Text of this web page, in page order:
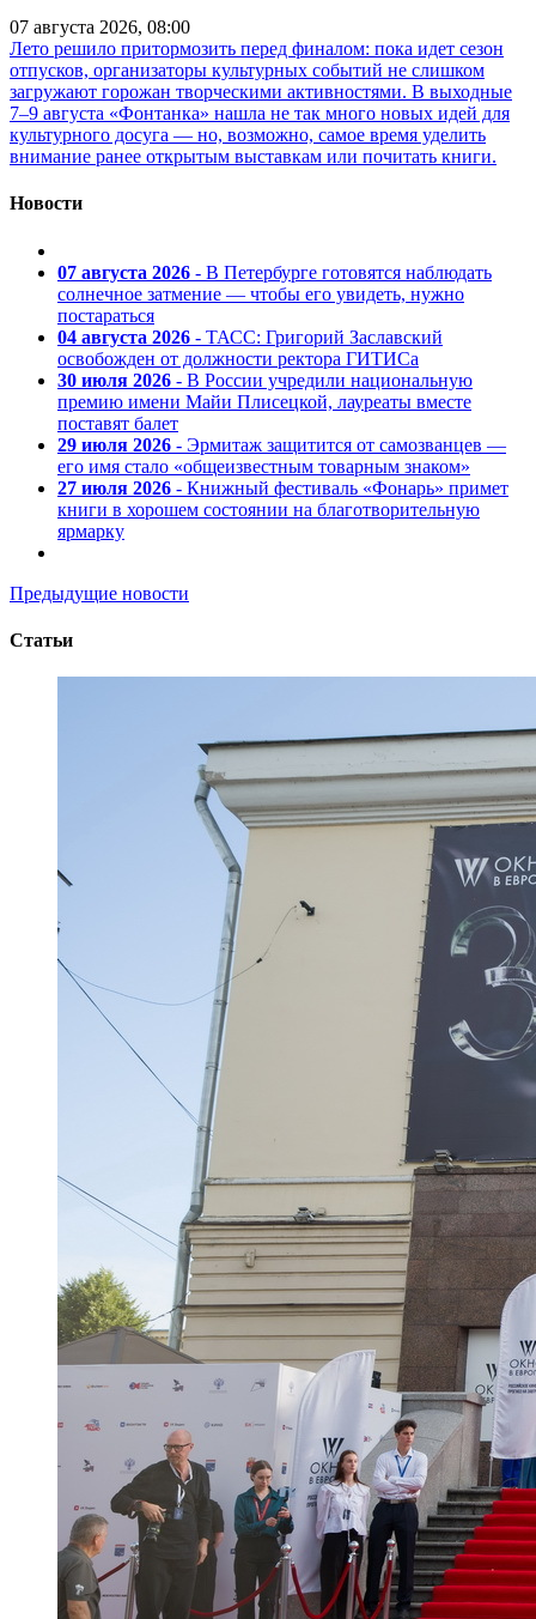
07 августа 2026, 08:00
Лето решило притормозить перед финалом: пока идет сезон
отпусков, организаторы культурных событий не слишком
загружают горожан творческими активностями. В выходные
7–9 августа «Фонтанка» нашла не так много новых идей для
культурного досуга — но, возможно, самое время уделить
внимание ранее открытым выставкам или почитать книги.
Новости
07 августа 2026 - В Петербурге готовятся наблюдать
солнечное затмение — чтобы его увидеть, нужно
постараться
04 августа 2026 - ТАСС: Григорий Заславский
освобожден от должности ректора ГИТИСа
30 июля 2026 - В России учредили национальную
премию имени Майи Плисецкой, лауреаты вместе
поставят балет
29 июля 2026 - Эрмитаж защитится от самозванцев —
его имя стало «общеизвестным товарным знаком»
27 июля 2026 - Книжный фестиваль «Фонарь» примет
книги в хорошем состоянии на благотворительную
ярмарку
Предыдущие новости
Статьи